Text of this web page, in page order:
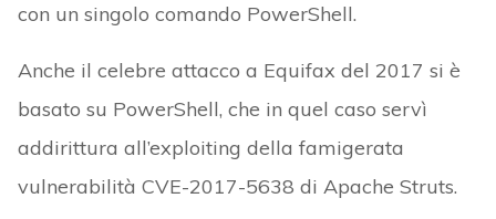
con un singolo comando PowerShell.
Anche il celebre attacco a Equifax del 2017 si è
basato su PowerShell, che in quel caso servì
addirittura all’exploiting della famigerata
vulnerabilità CVE-2017-5638 di Apache Struts.